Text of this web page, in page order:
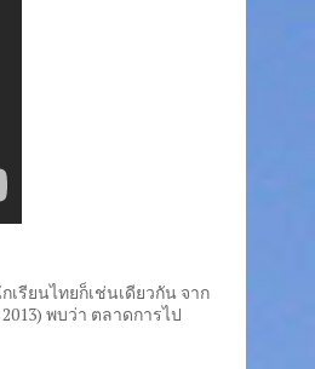
รียนไทยก็เช่นเดียวกัน จาก
พบว่า ตลาดการไป